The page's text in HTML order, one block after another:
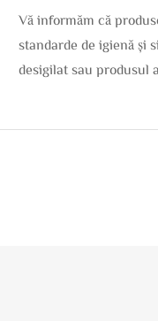
Vă informăm că
standarde de igienă și
desigilat sau produsul